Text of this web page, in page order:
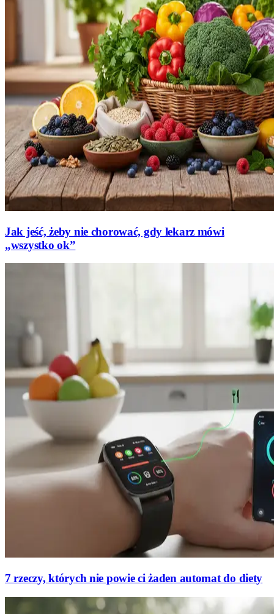
Jak jeść, żeby nie chorować, gdy lekarz mówi
„wszystko ok”
7 rzeczy, których nie powie ci żaden automat do diety